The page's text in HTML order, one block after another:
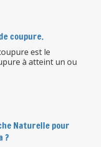
coupure.
est le
à atteint un ou
Naturelle pour
?